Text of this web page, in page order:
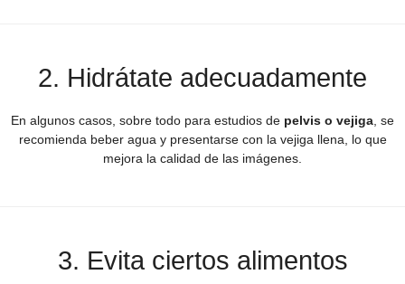
2. Hidrátate adecuadamente
En algunos casos, sobre todo para estudios de pelvis o vejiga , se
recomienda beber agua y presentarse con la vejiga llena, lo que
mejora la calidad de las imágenes.
3. Evita ciertos alimentos